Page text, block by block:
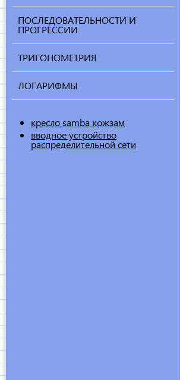
ПОСЛЕДОВАТЕЛЬНОСТИ И
ПРОГРЕССИИ
ТРИГОНОМЕТРИЯ
ЛОГАРИФМЫ
кресло samba кожзам
вводное устройство
распределительной сети